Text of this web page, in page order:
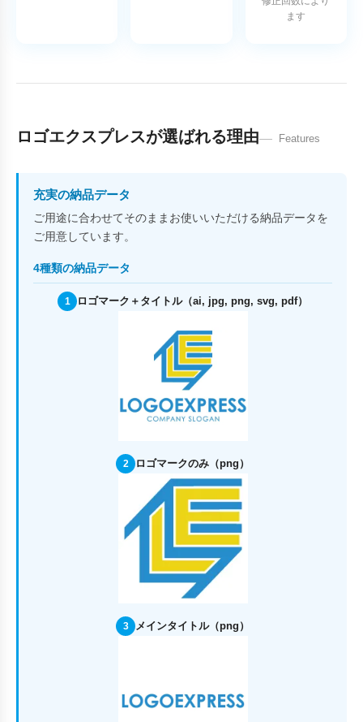
ます
ロゴエクスプレスが選ばれる理由 Features
充実の納品データ
ご用途に合わせてそのままお使いいただける納品データを
ご用意しています。
4種類の納品データ
1 ロゴマーク＋タイトル（ai, jpg, png, svg, pdf）
2 ロゴマークのみ（png）
3 メインタイトル（png）